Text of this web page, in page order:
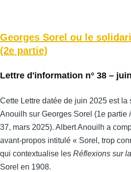
Georges Sorel ou le
(2e partie)
Lettre d'information n° 38 –
Cette Lettre datée de juin 2025 est la
Anouilh sur Georges Sorel (1e partie
37, mars 2025). Albert Anouilh a
avant-propos intitulé « Sorel, trop
qui contextualise les Réflexions sur
Sorel en 1908.